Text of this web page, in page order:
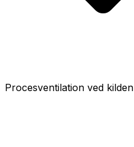
Procesventilation ved kilden